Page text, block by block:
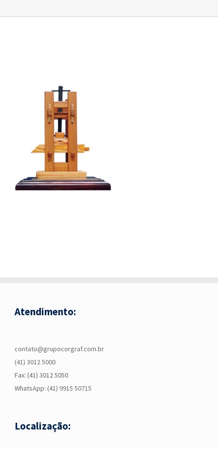
Atendimento:
contato@grupocorgraf.com.br
(41) 3012 5000
Fax: (41) 3012 5050
WhatsApp: (41) 9915 50715
Localização: